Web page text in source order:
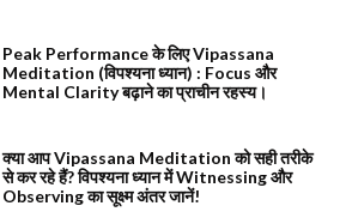
Peak Performance के लिए Vipassana
Meditation (विपश्यना ध्यान) : Focus और
Mental Clarity बढ़ाने का प्राचीन रहस्य।
क्या आप Vipassana Meditation को सही तरीके
से कर रहे हैं? विपश्यना ध्यान में Witnessing और
Observing का सूक्ष्म अंतर जानें!